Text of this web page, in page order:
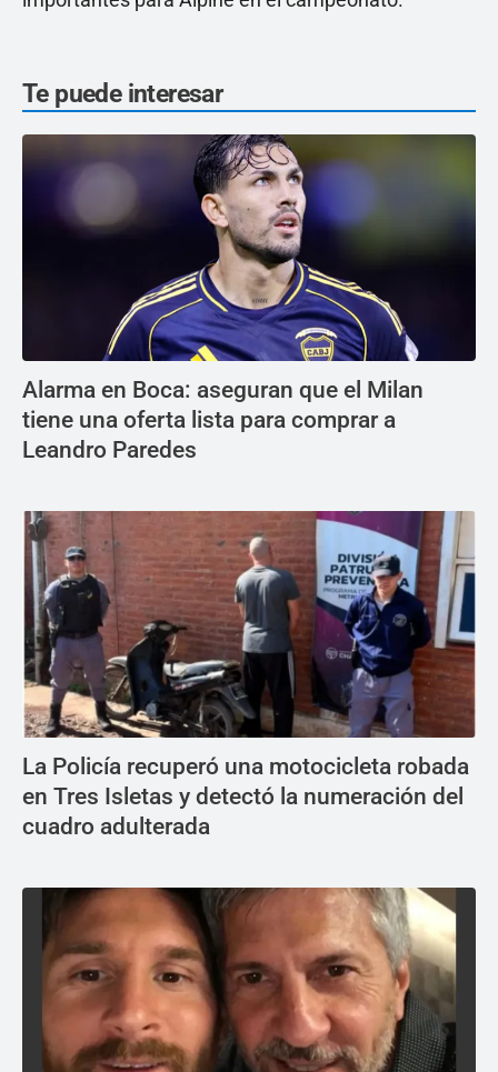
Te puede interesar
Alarma en Boca: aseguran que el Milan
tiene una oferta lista para comprar a
Leandro Paredes
La Policía recuperó una motocicleta robada
en Tres Isletas y detectó la numeración del
cuadro adulterada